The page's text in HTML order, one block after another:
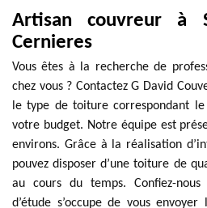
Artisan couvreur à
Cernieres
Vous êtes à la recherche de
chez vous ? Contactez G David
le type de toiture correspondant
votre budget. Notre équipe est
environs. Grâce à la réalisation
pouvez disposer d’une toiture de
au cours du temps. Confiez-
d’étude s’occupe de vous